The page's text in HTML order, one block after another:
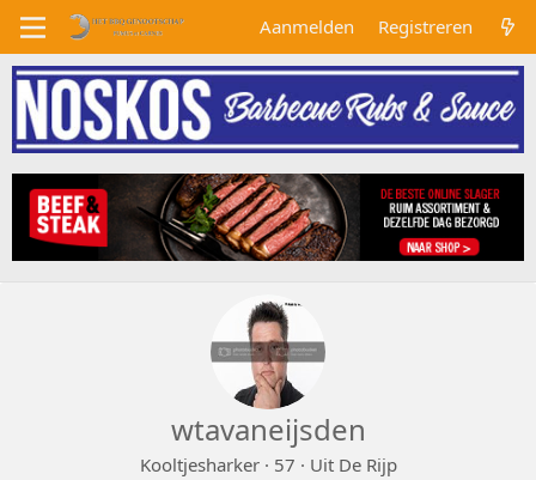
Aanmelden Registreren
wtavaneijsden
Kooltjesharker · 57 · Uit De Rijp